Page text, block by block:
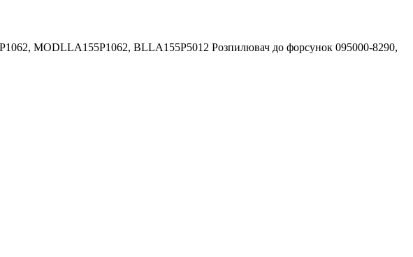
MODLLA155P1062, BLLA155P5012 Розпилювач до форсунок 095000-8290,